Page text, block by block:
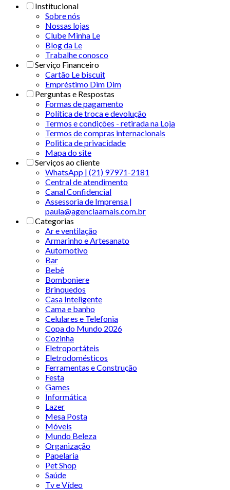
Institucional
Sobre nós
Nossas lojas
Clube Minha Le
Blog da Le
Trabalhe conosco
Serviço Financeiro
Cartão Le biscuit
Empréstimo Dim Dim
Perguntas e Respostas
Formas de pagamento
Política de troca e devolução
Termos e condições - retirada na Loja
Termos de compras internacionais
Politica de privacidade
Mapa do site
Serviços ao cliente
WhatsApp | (21) 97971-2181
Central de atendimento
Canal Confidencial
Assessoria de Imprensa |
paula@agenciaamais.com.br
Categorias
Ar e ventilação
Armarinho e Artesanato
Automotivo
Bar
Bebê
Bomboniere
Brinquedos
Casa Inteligente
Cama e banho
Celulares e Telefonia
Copa do Mundo 2026
Cozinha
Eletroportáteis
Eletrodomésticos
Ferramentas e Construção
Festa
Games
Informática
Lazer
Mesa Posta
Móveis
Mundo Beleza
Organização
Papelaria
Pet Shop
Saúde
Tv e Vídeo